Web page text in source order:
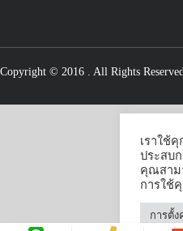
Copyright © 2016 . All Rights
เราใช้
ประสบ
คุณสาม
การใช้
การตั้